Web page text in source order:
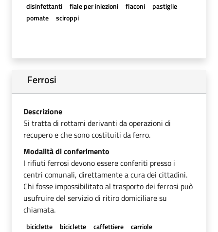
disinfettanti fiale per iniezioni flaconi
pastiglie
pomate
sciroppi
Ferrosi
Descrizione
Si tratta di rottami derivanti da operazioni di
recupero e che sono costituiti da ferro.
Modalità di conferimento
I rifiuti ferrosi devono essere conferiti presso i
centri comunali, direttamente a cura dei cittadini.
Chi fosse impossibilitato al trasporto dei ferrosi può
usufruire del servizio di ritiro domiciliare su
chiamata.
biciclette biciclette caffettiere
carriole